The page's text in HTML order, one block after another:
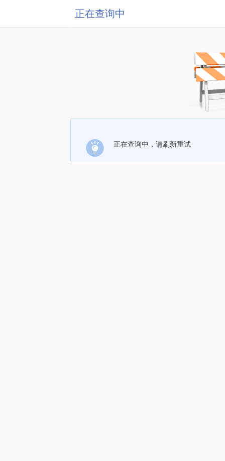
正在查询中
正在查询中，请刷新重试